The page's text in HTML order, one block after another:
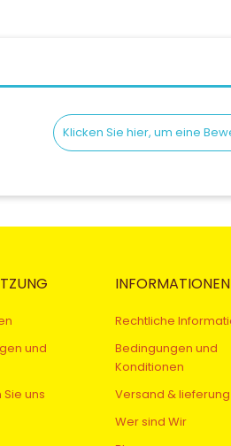
Klicken Sie hier, um eine
und
uns
INFORMATIONEN
Rechtliche
Bedingungen und
Konditionen
Versand & lieferung
Wer sind Wir